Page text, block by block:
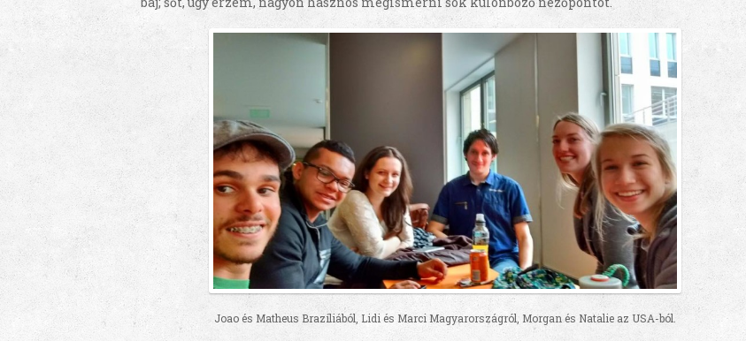
Joao és Matheus Brazíliából, Lidi és Marci Magyarországról, Morgan és Natalie az USA-ból.